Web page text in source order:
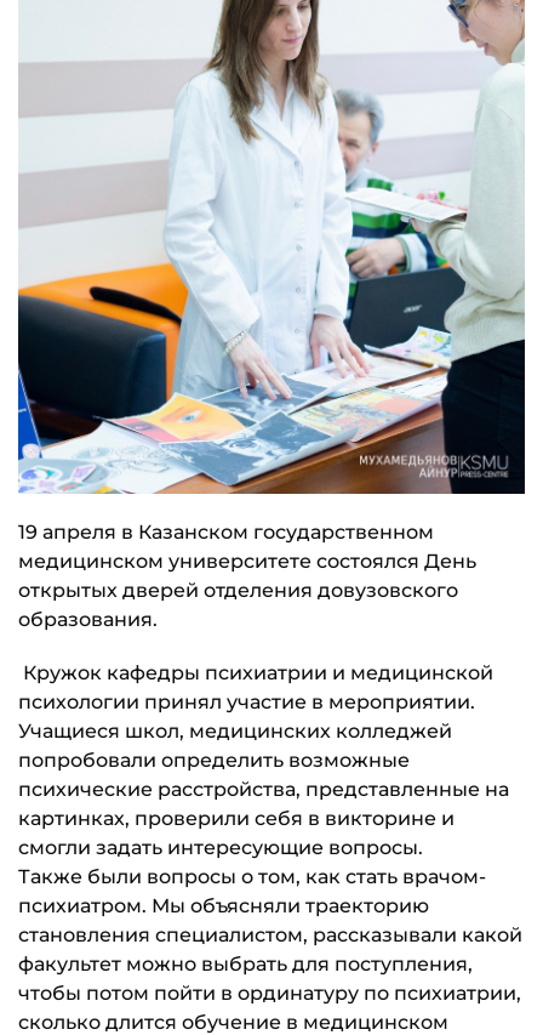
19 апреля в Казанском государственном
медицинском университете состоялся День
открытых дверей отделения довузовского
образования.
Кружок кафедры психиатрии и медицинской
психологии принял участие в мероприятии.
Учащиеся школ, медицинских колледжей
попробовали определить возможные
психические расстройства, представленные на
картинках, проверили себя в викторине и
смогли задать интересующие вопросы.
Также были вопросы о том, как стать врачом-
психиатром. Мы объясняли траекторию
становления специалистом, рассказывали какой
факультет можно выбрать для поступления,
чтобы потом пойти в ординатуру по психиатрии,
сколько длится обучение в медицинском